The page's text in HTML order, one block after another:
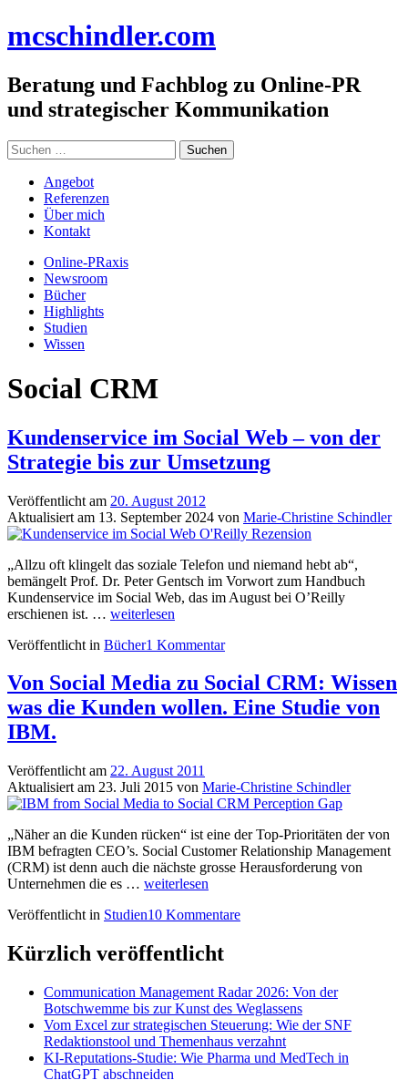
Inhalt
mcschindler.com
Beratung und Fachblog zu Online-PR
und strategischer Kommunikation
Suchen
nach:
Angebot
Referenzen
Über mich
Kontakt
Online-PRaxis
Newsroom
Bücher
Highlights
Studien
Wissen
Social CRM
Kundenservice im Social Web – von der
Strategie bis zur Umsetzung
Veröffentlicht am 20. August 2012
Aktualisiert am 13. September 2024 von Marie-Christine Schindler
„Allzu oft klingelt das soziale Telefon und niemand hebt ab“,
bemängelt Prof. Dr. Peter Gentsch im Vorwort zum Handbuch
Kundenservice im Social Web, das im August bei O’Reilly
erschienen ist. … Kundenservice
Social
–
von
der
Umsetzung
weiterlesen
Veröffentlicht in Bücher1 Kommentar
Von Social Media zu Social CRM: Wissen
was die Kunden wollen. Eine Studie von
IBM.
Veröffentlicht am 22. August 2011
Aktualisiert am 23. Juli 2015 von Marie-Christine Schindler
„Näher an die Kunden rücken“ ist eine der Top-Prioritäten der von
IBM befragten CEO’s. Social Customer Relationship Management
(CRM) ist denn auch die nächste grosse Herausforderung von
Unternehmen die es … Von
Media
Social
CRM:
was
die
Kunden
wollen.
Eine
weiterlesen
Veröffentlicht in Studien10 Kommentare
Kürzlich veröffentlicht
Communication Management Radar 2026: Von der
Botschwemme bis zur Kunst des Weglassens
Vom Excel zur strategischen Steuerung: Wie der SNF
Redaktionstool und Themenhaus verzahnt
KI-Reputations-Studie: Wie Pharma und MedTech in
ChatGPT abschneiden